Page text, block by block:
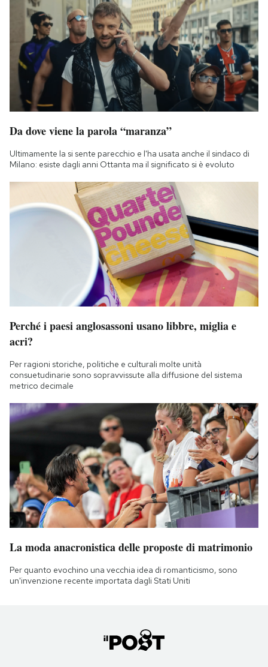
Da dove viene la parola “maranza”
Ultimamente la si sente parecchio e l'ha usata anche il sindaco di
Milano: esiste dagli anni Ottanta ma il significato si è evoluto
Perché i paesi anglosassoni usano libbre, miglia e
acri?
Per ragioni storiche, politiche e culturali molte unità
consuetudinarie sono sopravvissute alla diffusione del sistema
metrico decimale
La moda anacronistica delle proposte di matrimonio
Per quanto evochino una vecchia idea di romanticismo, sono
un'invenzione recente importata dagli Stati Uniti